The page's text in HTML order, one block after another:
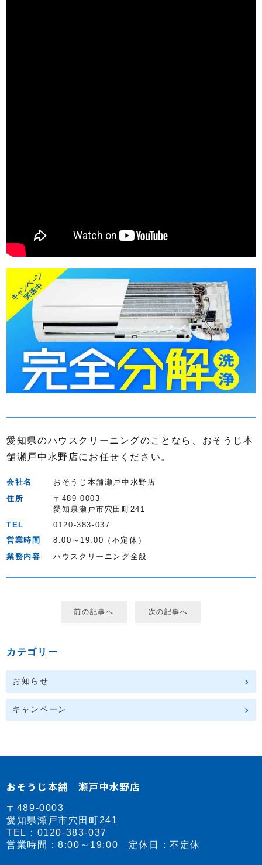
愛知県のハウスクリーニングのことなら、おそうじ本
舗瀬戸中水野店にお任せください。
会社名
おそうじ本舗瀬戸中水野店
住所
〒489-0003
愛知県瀬戸市穴田町241
TEL
0120-383-037
営業時間
8:00～19:00（不定休）
業務内容
ハウスクリーニング全般
前の記事へ 次の記事へ
カテゴリー
お知らせ
キャンペーン
おそうじ本舗 瀬戸中水野店
〒489-0003
愛知県瀬戸市穴田町241
TEL： 0120-383-037
営業時間：8:00～19:00 定休日：不定休